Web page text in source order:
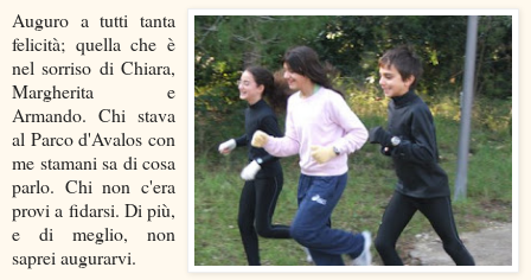
Auguro a tutti tanta
felicità; quella che è
nel sorriso di Chiara,
Margherita e
Armando. Chi stava
al Parco d'Avalos con
me stamani sa di cosa
parlo. Chi non c'era
provi a fidarsi. Di più,
e di meglio, non
saprei augurarvi.